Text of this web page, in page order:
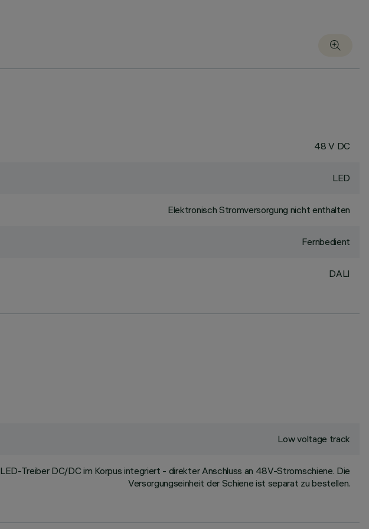
48 V DC
LED
Elektronisch Stromversorgung nicht enthalten
Fernbedient
DALI
Low voltage track
LED-Treiber DC/DC im Korpus integriert - direkter Anschluss an 48V-Stromschiene. Die
Versorgungseinheit der Schiene ist separat zu bestellen.